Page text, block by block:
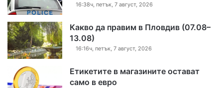
16:38ч, петък, 7 август, 2026
Какво да правим в Пловдив (07.08–
13.08)
16:16ч, петък, 7 август, 2026
Етикетите в магазините остават
само в евро